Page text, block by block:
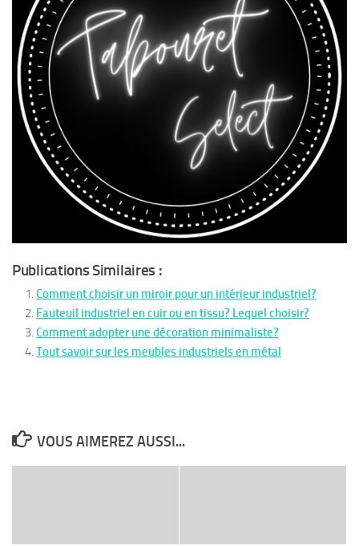
Publications Similaires :
Comment choisir un miroir pour un intérieur industriel?
Fauteuil industriel en cuir ou en tissu? Lequel choisir?
Comment adopter une décoration minimaliste?
Tout savoir sur les meubles industriels en métal
VOUS AIMEREZ AUSSI...